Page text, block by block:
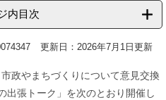
内目次
更新日：2026年7月1日更新
政やまちづくりについて意見交換
出張トーク」を次のとおり開催し